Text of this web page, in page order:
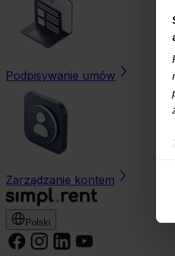
Podpisywanie umów
Zarządzanie kontem
Polski